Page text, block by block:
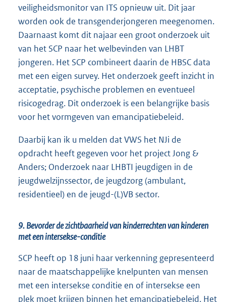
veiligheidsmonitor van ITS opnieuw uit. Dit jaar
worden ook de transgenderjongeren meegenomen.
Daarnaast komt dit najaar een groot onderzoek uit
van het SCP naar het welbevinden van LHBT
jongeren. Het SCP combineert daarin de HBSC data
met een eigen survey. Het onderzoek geeft inzicht in
acceptatie, psychische problemen en eventueel
risicogedrag. Dit onderzoek is een belangrijke basis
voor het vormgeven van emancipatiebeleid.
Daarbij kan ik u melden dat VWS het NJi de
opdracht heeft gegeven voor het project Jong &
Anders; Onderzoek naar LHBTI jeugdigen in de
jeugdwelzijnssector, de jeugdzorg (ambulant,
residentieel) en de jeugd-(L)VB sector.
9. Bevorder de zichtbaarheid van kinderrechten van kinderen
met een intersekse-conditie
SCP heeft op 18 juni haar verkenning gepresenteerd
naar de maatschappelijke knelpunten van mensen
met een intersekse conditie en of intersekse een
plek moet krijgen binnen het emancipatiebeleid. Het